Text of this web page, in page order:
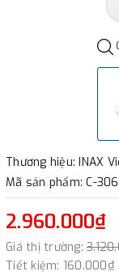
Thương hiệu: INAX
Mã sản phẩm: C-
2.960.000₫
Giá thị trường:
Tiết kiệm: 160.000₫